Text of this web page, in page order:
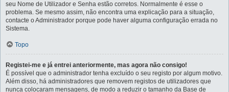
seu Nome de Utilizador e Senha estão corretos. Normalmente é esse o
problema. Se mesmo assim, não encontra uma explicação para a situação,
contacte o Administrador porque pode haver alguma configuração errada no
Sistema.
Topo
Registei-me e já entrei anteriormente, mas agora não consigo!
É possível que o administrador tenha excluído o seu registo por algum motivo.
Além disso, há administradores que removem registos de utilizadores que
nunca colocaram mensagens, de modo a reduzir o tamanho da Base de